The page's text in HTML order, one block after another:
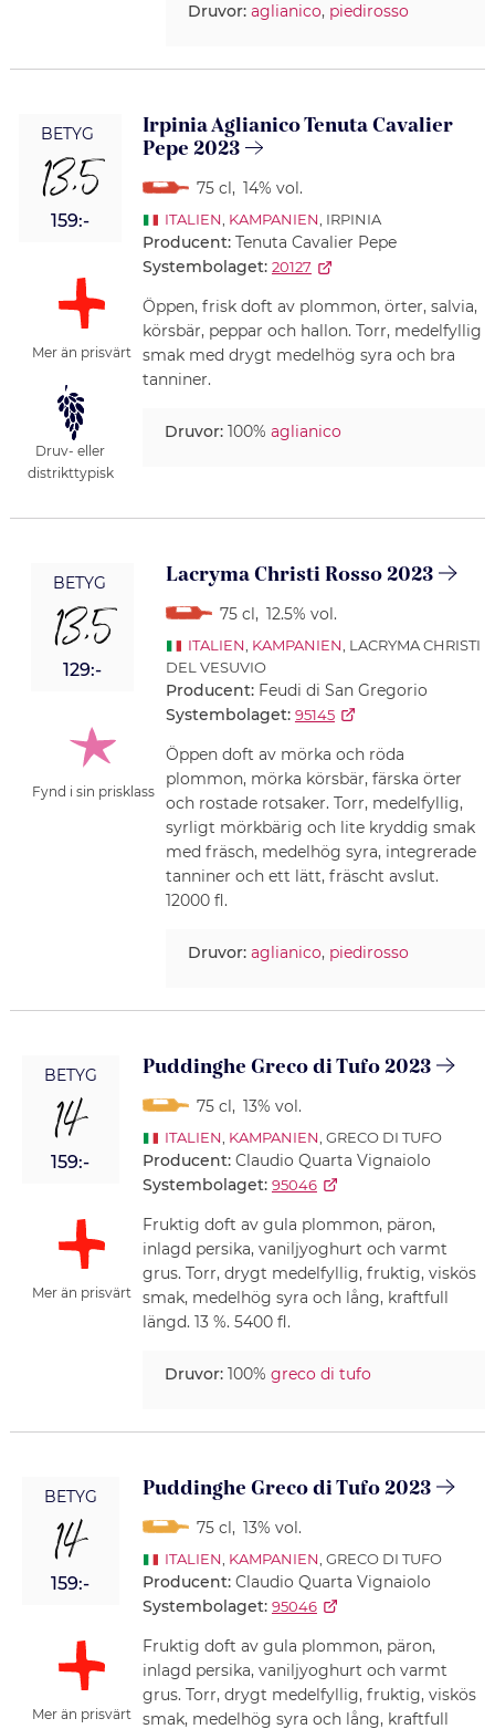
Druvor: aglianico, piedirosso
BETYG
13,5
159:-
Mer än prisvärt
Druv- eller
distrikttypisk
Irpinia Aglianico Tenuta Cavalier
Pepe 2023
75 cl , 14% vol.
ITALIEN, KAMPANIEN, IRPINIA
Producent: Tenuta Cavalier Pepe
Systembolaget: 20127
Öppen, frisk doft av plommon, örter, salvia,
körsbär, peppar och hallon. Torr, medelfyllig
smak med drygt medelhög syra och bra
tanniner.
Druvor:100% aglianico
BETYG
13,5
129:-
Fynd i sin prisklass
Lacryma Christi Rosso 2023
75 cl, 12.5% vol.
ITALIEN KAMPANIEN , LACRYMA CHRISTI
DEL VESUVIO
Producent: Feudi di San Gregorio
Systembolaget: 95145
Öppen doft av mörka och röda
plommon, mörka körsbär, färska örter
och rostade rotsaker. Torr, medelfyllig,
syrligt mörkbärig och lite kryddig smak
med fräsch, medelhög syra, integrerade
tanniner och ett lätt, fräscht avslut.
12000 fl.
Druvor: aglianico, piedirosso
BETYG
14
159:-
Mer än prisvärt
Puddinghe Greco di Tufo 2023
75 cl, 13% vol.
ITALIEN KAMPANIEN , GRECO DI TUFO
Producent: Claudio Quarta Vignaiolo
Systembolaget: 95046
Fruktig doft av gula plommon, päron,
inlagd persika, vaniljyoghurt och varmt
grus. Torr, drygt medelfyllig, fruktig, viskös
smak, medelhög syra och lång, kraftfull
längd. 13 %. 5400 fl.
Druvor:100% greco di tufo
BETYG
14
159:-
Mer än prisvärt
Puddinghe Greco di Tufo 2023
75 cl, 13% vol.
ITALIEN KAMPANIEN , GRECO DI TUFO
Producent: Claudio Quarta Vignaiolo
Systembolaget: 95046
Fruktig doft av gula plommon, päron,
inlagd persika, vaniljyoghurt och varmt
grus. Torr, drygt medelfyllig, fruktig, viskös
smak, medelhög syra och lång, kraftfull